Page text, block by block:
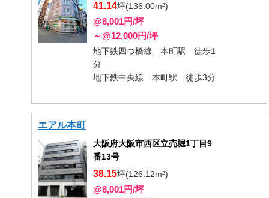
41.14坪(136.00m²)
@8,001円/坪
～@12,000円/坪
地下鉄四つ橋線 本町駅 徒歩1
分
地下鉄中央線 本町駅 徒歩3分
エアル本町
大阪府大阪市西区立売堀1丁目9
番13号
38.15坪(126.12m²)
@8,001円/坪